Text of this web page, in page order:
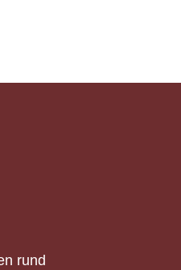
rund